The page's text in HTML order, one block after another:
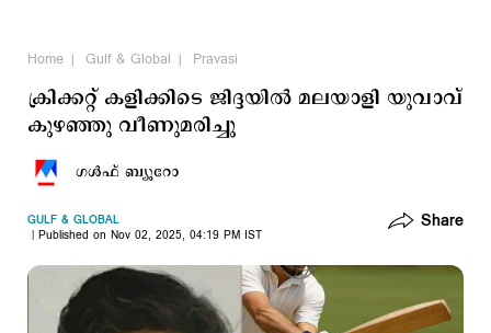
Home Gulf & Global Pravasi
ക്രിക്കറ്റ് കളിക്കിടെ ജിദ്ദയില്‍ മലയാളി യുവാവ്
കുഴഞ്ഞു വീണുമരിച്ചു
ഗള്‍ഫ് ബ്യൂറോ
GULF & GLOBAL
Published on Nov 02, 2025, 04:19 PM IST
Share